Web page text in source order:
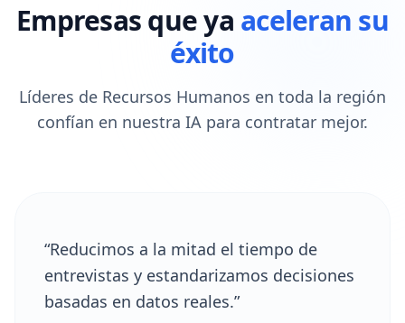
Empresas que ya aceleran su
éxito
Líderes de Recursos Humanos en toda la región
confían en nuestra IA para contratar mejor.
“Reducimos a la mitad el tiempo de
entrevistas y estandarizamos decisiones
basadas en datos reales.”